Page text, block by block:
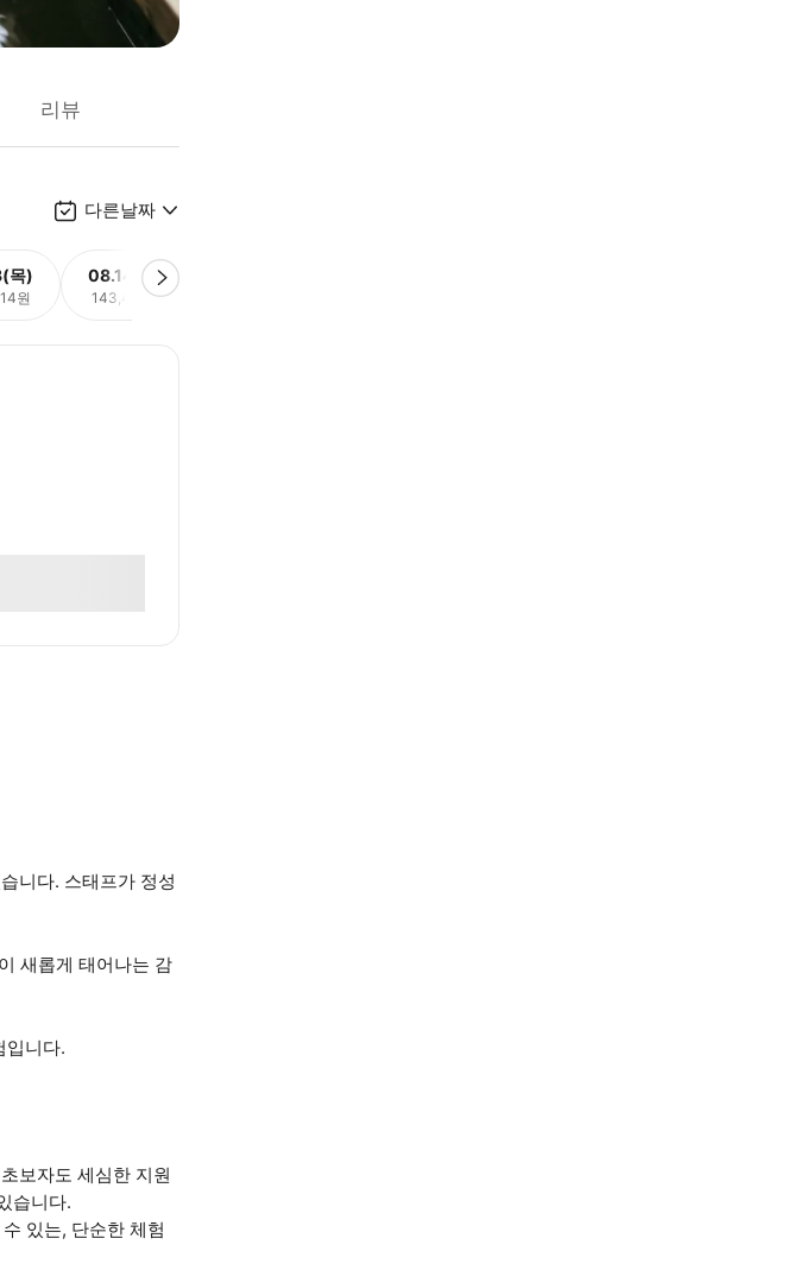
리뷰
다른날짜
목)
원
08.14(금)
143,414원
니다. 스태프가 정성
새롭게 태어나는 감
입니다.
보자도 세심한 지원
습니다.
있는, 단순한 체험